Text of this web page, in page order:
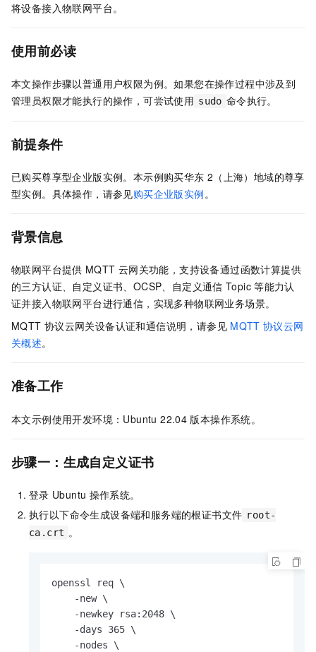
将设备接入物联网平台。
使用前必读
本文操作步骤以普通用户权限为例。如果您在操作过程中涉及到
管理员权限才能执行的操作，可尝试使用 sudo 命令执行。
前提条件
已购买尊享型企业版实例。本示例购买华东 2（上海）地域的尊享
型实例。具体操作，请参见购买企业版实例。
背景信息
物联网平台提供 MQTT 云网关功能，支持设备通过函数计算提供
的三方认证、自定义证书、OCSP、自定义通信 Topic 等能力认
证并接入物联网平台进行通信，实现多种物联网业务场景。
MQTT 协议云网关设备认证和通信说明，请参见 MQTT 协议云网
关概述。
准备工作
本文示例使用开发环境：Ubuntu 22.04 版本操作系统。
步骤一：生成自定义证书
登录 Ubuntu 操作系统。
执行以下命令生成设备端和服务端的根证书文件 root-
ca.crt 。
openssl req \
    -new \
    -newkey rsa:2048 \
    -days 365 \
    -nodes \